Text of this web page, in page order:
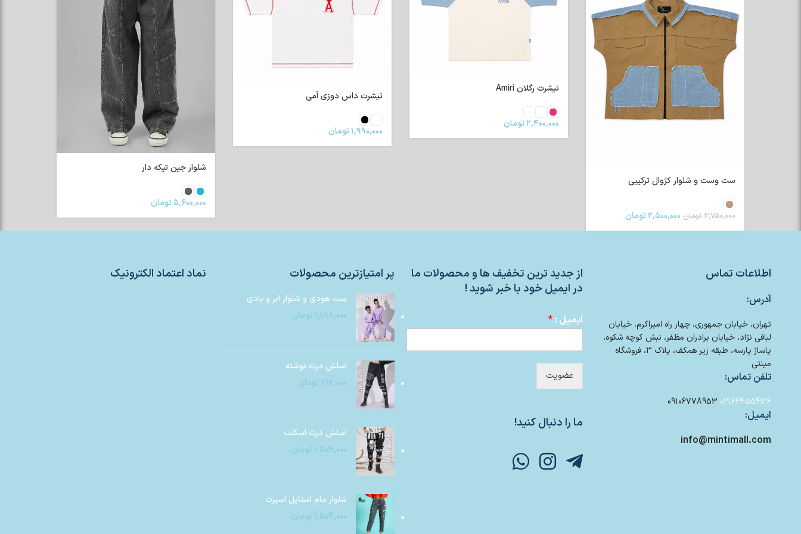
ست وست و شلوار کژوال ترکیبی
۳,۷۵۰,۰۰۰ تومان ۲,۵۰۰,۰۰۰تومان
تیشرت رگلان Amiri
۲,۴۰۰,۰۰۰تومان
تیشرت داس دوزی آمی
۱,۹۹۰,۰۰۰تومان
شلوار جین تیکه دار
۵,۶۰۰,۰۰۰تومان
اطلاعات تماس
آدرس:
تهران، خیابان جمهوری، چهار راه امیراکرم، خیابان
لبافی نژاد، خیابان برادران مظفر، نبش کوچه شکوه،
پاساژ پارسه، طبقه زیر همکف، پلاک 3، فروشگاه
مینتی
تلفن تماس:
02166455436
09106778953
ایمیل:
info@mintimall.com
از جدید ترین تخفیف ها و محصولات ما
در ایمیل خود با خبر شوید !
ایمیل :*
عضویت
ما را دنبال کنید!
پر امتیازترین محصولات
ست هودی و شلوار ابر و بادی
۱,۱۸۸,۰۰۰ تومان
اسلش درث نوشته
۷۱۲,۰۰۰ تومان
اسلش درث اسکلت
۱,۵۰۴,۰۰۰ تومان
شلوار مام استایل اسپرت
۱,۵۰۴,۰۰۰ تومان
نماد اعتماد الکترونیک